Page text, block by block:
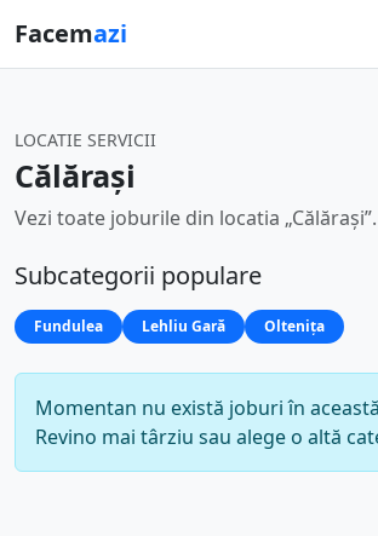
Facemazi
LOCATIE SERVICII
Călărași
Vezi toate joburile din locatia „Călărași”.
Subcategorii populare
Fundulea Lehliu Gară Oltenița
Momentan nu există joburi în
Revino mai târziu sau alege o altă